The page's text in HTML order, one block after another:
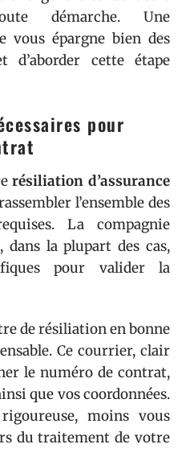
démarche. Une
vous épargne bien des
d’aborder cette étape
pour
résiliation d’assurance
l’ensemble des
La compagnie
dans la plupart des cas,
pour valider la
de résiliation en bonne
Ce courrier, clair
le numéro de contrat,
que vos coordonnées.
moins vous
du traitement de votre